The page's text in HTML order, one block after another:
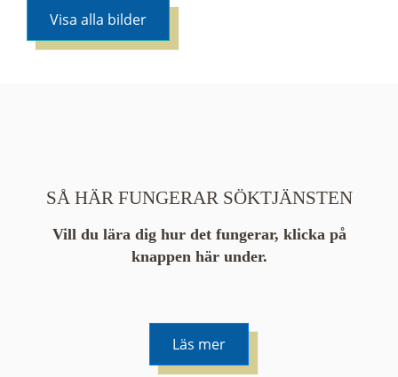
Visa alla bilder
SÅ HÄR FUNGERAR SÖKTJÄNSTEN
Vill du lära dig hur det fungerar, klicka på
knappen här under.
Läs mer